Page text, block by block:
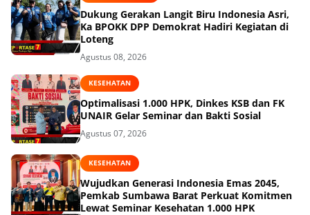
Dukung Gerakan Langit Biru Indonesia Asri,
Ka BPOKK DPP Demokrat Hadiri Kegiatan di
Loteng
Agustus 08, 2026
KESEHATAN
Optimalisasi 1.000 HPK, Dinkes KSB dan FK
UNAIR Gelar Seminar dan Bakti Sosial
Agustus 07, 2026
KESEHATAN
Wujudkan Generasi Indonesia Emas 2045,
Pemkab Sumbawa Barat Perkuat Komitmen
Lewat Seminar Kesehatan 1.000 HPK